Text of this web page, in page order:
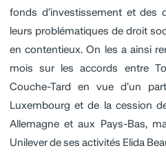
fonds d’investissement et des
leurs problématiques de droit
en contentieux. On les a ainsi
mois sur les accords entre
Couche-Tard en vue d’un
Luxembourg et de la cession
Allemagne et aux Pays-Bas,
Unilever de ses activités Elida